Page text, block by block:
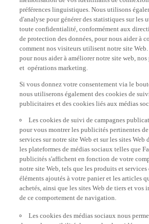
préférences linguistiques. Nous utilisons
d'analyse pour générer des statistiques sur les
toute confidentialité, conformément aux
de protection des données, pour nous aider à
comment nos visiteurs utilisent notre site Web.
pour nous aider à améliorer notre site web, nos
et opérations marketing.
nous utiliserons également des cookies de suivi
publicitaires et des cookies liés aux médias
pour vous montrer les publicités pertinentes
services sur notre site Web et sur les sites Web
les plateformes de médias sociaux telles que
publicités s'affichent en fonction de votre
notre site Web, tels que les produits et services
éléments ajoutés à votre panier et les articles
achetés, ainsi que les sites Web de tiers et vos
de ce comportement de navigation.
donner la possibilité de regarder des vidéos sur